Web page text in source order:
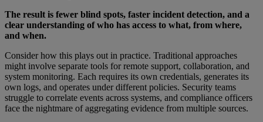
The result is fewer blind spots, faster incident detection, and a
clear understanding of who has access to what, from where,
and when.
Consider how this plays out in practice. Traditional approaches
might involve separate tools for remote support, collaboration, and
system monitoring. Each requires its own credentials, generates its
own logs, and operates under different policies. Security teams
struggle to correlate events across systems, and compliance officers
face the nightmare of aggregating evidence from multiple sources.